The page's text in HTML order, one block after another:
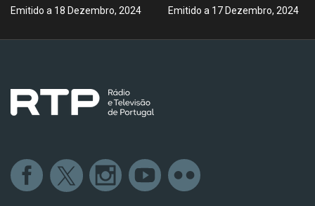
Emitido a 18 Dezembro, 2024 Emitido a 17 Dezembro, 2024